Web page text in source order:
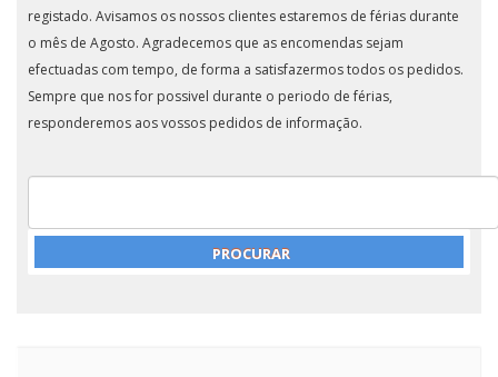
registado. Avisamos os nossos clientes estaremos de férias durante
o mês de Agosto. Agradecemos que as encomendas sejam
efectuadas com tempo, de forma a satisfazermos todos os pedidos.
Sempre que nos for possivel durante o periodo de férias,
responderemos aos vossos pedidos de informação.